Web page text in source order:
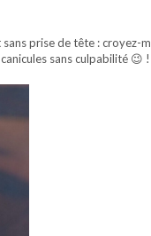
prise de tête : croyez-
sans culpabilité 😉 !